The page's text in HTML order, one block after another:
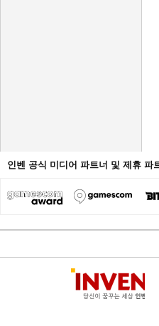
인벤 공식 미디어 파트너 및 제휴 파